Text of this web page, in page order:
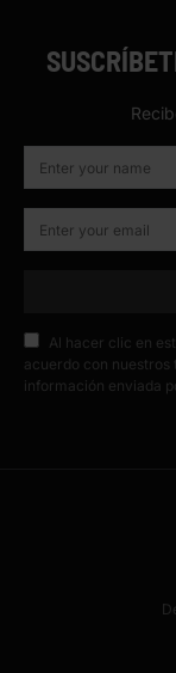
Al hacer clic en
acuerdo con nuestros
información enviada